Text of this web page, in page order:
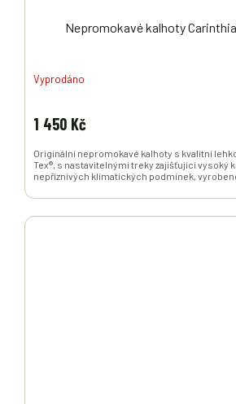
Nepromokavé kalhoty
Vyprodáno
1 450 Kč
Originální nepromokavé kalhoty s kvalitní
Tex®, s nastavitelnými treky zajišťující vysoký
nepříznivých klimatických podmínek, vyrobené